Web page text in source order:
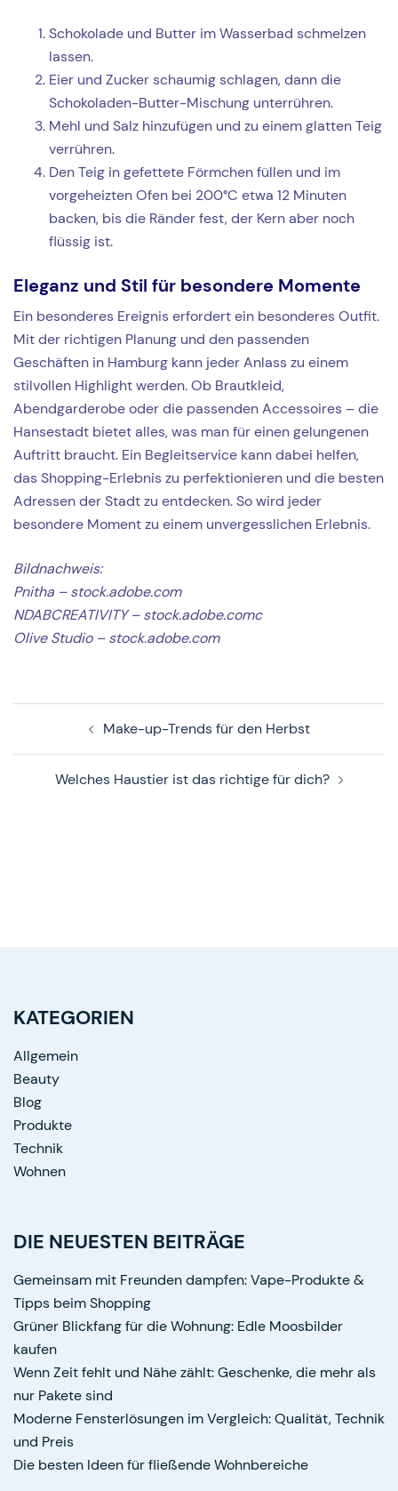
Schokolade und Butter im Wasserbad schmelzen
lassen.
Eier und Zucker schaumig schlagen, dann die
Schokoladen-Butter-Mischung unterrühren.
Mehl und Salz hinzufügen und zu einem glatten Teig
verrühren.
Den Teig in gefettete Förmchen füllen und im
vorgeheizten Ofen bei 200°C etwa 12 Minuten
backen, bis die Ränder fest, der Kern aber noch
flüssig ist.
Eleganz und Stil für besondere Momente
Ein besonderes Ereignis erfordert ein besonderes Outfit.
Mit der richtigen Planung und den passenden
Geschäften in Hamburg kann jeder Anlass zu einem
stilvollen Highlight werden. Ob Brautkleid,
Abendgarderobe oder die passenden Accessoires – die
Hansestadt bietet alles, was man für einen gelungenen
Auftritt braucht. Ein Begleitservice kann dabei helfen,
das Shopping-Erlebnis zu perfektionieren und die besten
Adressen der Stadt zu entdecken. So wird jeder
besondere Moment zu einem unvergesslichen Erlebnis.
Bildnachweis:
Pnitha – stock.adobe.com
NDABCREATIVITY – stock.adobe.comc
Olive Studio – stock.adobe.com
Make-up-Trends für den Herbst
Welches Haustier ist das richtige für dich?
KATEGORIEN
Allgemein
Beauty
Blog
Produkte
Technik
Wohnen
DIE NEUESTEN BEITRÄGE
Gemeinsam mit Freunden dampfen: Vape-Produkte &
Tipps beim Shopping
Grüner Blickfang für die Wohnung: Edle Moosbilder
kaufen
Wenn Zeit fehlt und Nähe zählt: Geschenke, die mehr als
nur Pakete sind
Moderne Fensterlösungen im Vergleich: Qualität, Technik
und Preis
Die besten Ideen für fließende Wohnbereiche